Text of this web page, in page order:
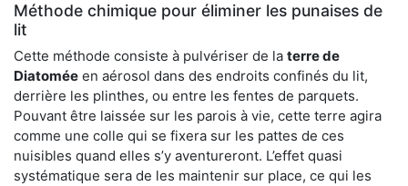
Méthode chimique pour éliminer les punaises de
lit
Cette méthode consiste à pulvériser de la terre de
Diatomée en aérosol dans des endroits confinés du lit,
derrière les plinthes, ou entre les fentes de parquets.
Pouvant être laissée sur les parois à vie, cette terre agira
comme une colle qui se fixera sur les pattes de ces
nuisibles quand elles s’y aventureront. L’effet quasi
systématique sera de les maintenir sur place, ce qui les